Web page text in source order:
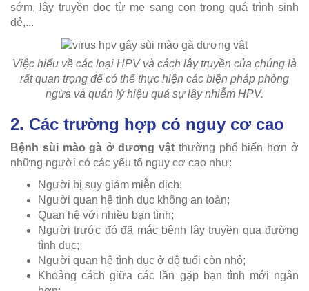
sớm, lây truyền dọc từ mẹ sang con trong quá trình sinh
đẻ,...
Việc hiểu về các loại HPV và cách lây truyền của chúng là
rất quan trọng để có thể thực hiện các biện pháp phòng
ngừa và quản lý hiệu quả sự lây nhiễm HPV.
2. Các trường hợp có nguy cơ cao
Bệnh sùi mào gà ở dương vậtthường phổ biến hơn ở
những người có các yếu tố nguy cơ cao như:
Người bị suy giảm miễn dịch;
Người quan hệ tình dục không an toàn;
Quan hệ với nhiều bạn tình;
Người trước đó đã mắc bệnh lây truyền qua đường
tình dục;
Người quan hệ tình dục ở độ tuổi còn nhỏ;
Khoảng cách giữa các lần gặp bạn tình mới ngắn